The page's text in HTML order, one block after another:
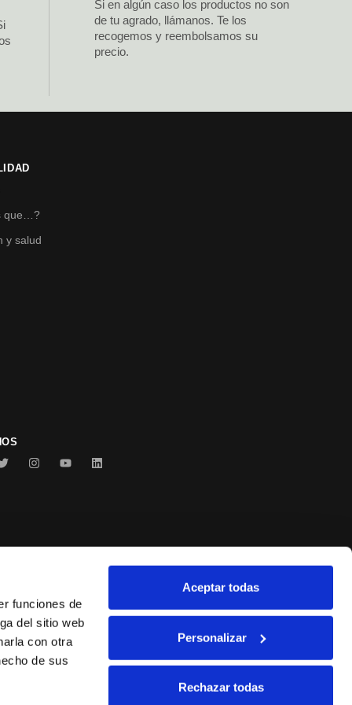
funciones de
del sitio web
con otra
de sus
Aceptar todas
Personalizar
Rechazar todas
Si en algún caso los productos no son
de tu agrado, llámanos. Te los
recogemos y reembolsamos su
precio.
que…?
y salud
Serrats